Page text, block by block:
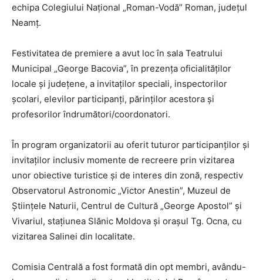
echipa Colegiului Național „Roman-Vodă” Roman, județul
Neamț.
Festivitatea de premiere a avut loc în sala Teatrului
Municipal „George Bacovia”, în prezența oficialităților
locale și județene, a invitaților speciali, inspectorilor
școlari, elevilor participanți, părinților acestora și
profesorilor îndrumători/coordonatori.
În program organizatorii au oferit tuturor participanților și
invitaților inclusiv momente de recreere prin vizitarea
unor obiective turistice și de interes din zonă, respectiv
Observatorul Astronomic „Victor Anestin”, Muzeul de
Științele Naturii, Centrul de Cultură „George Apostol” și
Vivariul, stațiunea Slănic Moldova și orașul Tg. Ocna, cu
vizitarea Salinei din localitate.
Comisia Centrală a fost formată din opt membri, avându-